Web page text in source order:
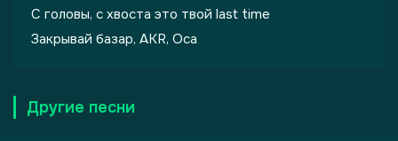
C головы, с хвоста это твой last time
Закрывай базар, AKR, Оса
Другие песни